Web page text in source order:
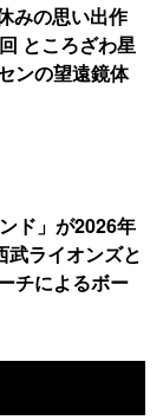
みの思い出作
ところざわ星
ンの望遠鏡体
ド」が2026年
武ライオンズと
チによるボー